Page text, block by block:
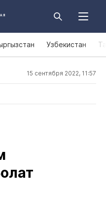
Узбекистан
15 сентября 2022, 11:57